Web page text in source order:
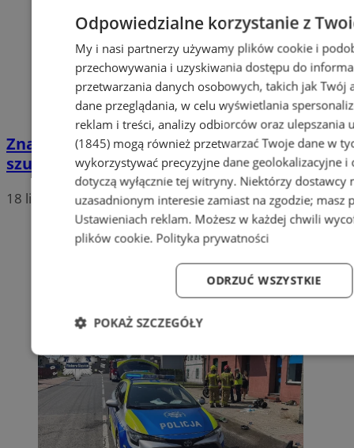
Znaleziono torbę na ul. Hutniczej – policja
szuka właściciela
18 lipca 2025, 12:10
Odpowiedzialne korzystanie z
My i nasi partnerzy używamy plików cookie i
przechowywania i uzyskiwania dostępu do
przetwarzania danych osobowych, takich jak
dane przeglądania, w celu wyświetlania
reklam i treści, analizy odbiorców oraz ulepszania
(1845)mogą również przetwarzać Twoje dane w
wykorzystywać precyzyjne dane geolokalizacyjne
dotyczą wyłącznie tej witryny. Niektórzy dostawcy
uzasadnionym interesie zamiast na zgodzie; masz
Ustawieniach reklam. Możesz w każdej chwili
plików cookie. Polityka prywatności
ODRZUĆ WSZYSTKIE
POKAŻ SZCZEGÓŁY
Niezbędne Wydajność Targetowanie